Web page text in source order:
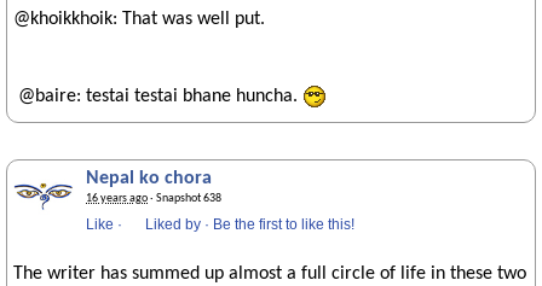
@khoikkhoik: That was well put.
@baire: testai testai bhane huncha.
Nepal ko chora
16 years ago· Snapshot 638
Like · Liked by · Be the first to like this!
The writer has summed up almost a full circle of life in these two